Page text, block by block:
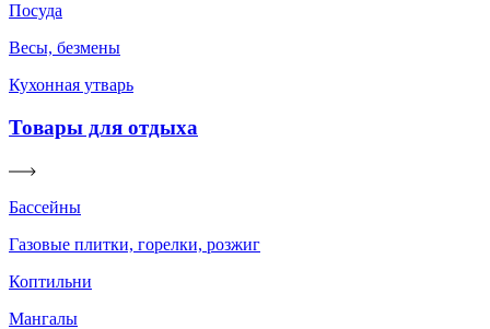
Посуда
Весы, безмены
Кухонная утварь
Товары для отдыха
Бассейны
Газовые плитки, горелки, розжиг
Коптильни
Мангалы